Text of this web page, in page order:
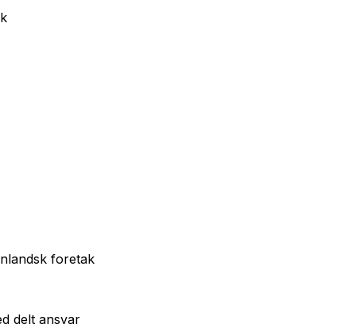
foretak
delt ansvar